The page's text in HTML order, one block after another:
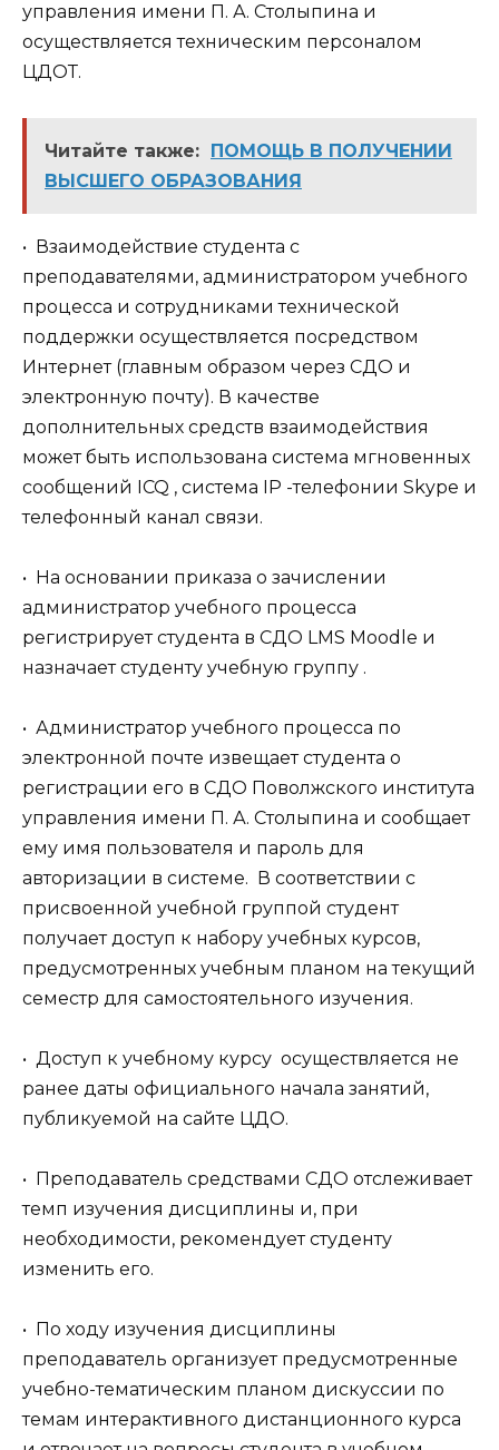
управления имени П. А. Столыпина и
осуществляется техническим персоналом
ЦДОТ.
Читайте также: ПОМОЩЬ В ПОЛУЧЕНИИ
ВЫСШЕГО ОБРАЗОВАНИЯ
• Взаимодействие студента с
преподавателями, администратором учебного
процесса и сотрудниками технической
поддержки осуществляется посредством
Интернет (главным образом через СДО и
электронную почту). В качестве
дополнительных средств взаимодействия
может быть использована система мгновенных
сообщений ICQ , система IP -телефонии Skype и
телефонный канал связи.
• На основании приказа о зачислении
администратор учебного процесса
регистрирует студента в СДО LMS Moodle и
назначает студенту учебную группу .
• Администратор учебного процесса по
электронной почте извещает студента о
регистрации его в СДО Поволжского института
управления имени П. А. Столыпина и сообщает
ему имя пользователя и пароль для
авторизации в системе. В соответствии с
присвоенной учебной группой студент
получает доступ к набору учебных курсов,
предусмотренных учебным планом на текущий
семестр для самостоятельного изучения.
• Доступ к учебному курсу осуществляется не
ранее даты официального начала занятий,
публикуемой на сайте ЦДО.
• Преподаватель средствами СДО отслеживает
темп изучения дисциплины и, при
необходимости, рекомендует студенту
изменить его.
• По ходу изучения дисциплины
преподаватель организует предусмотренные
учебно-тематическим планом дискуссии по
темам интерактивного дистанционного курса